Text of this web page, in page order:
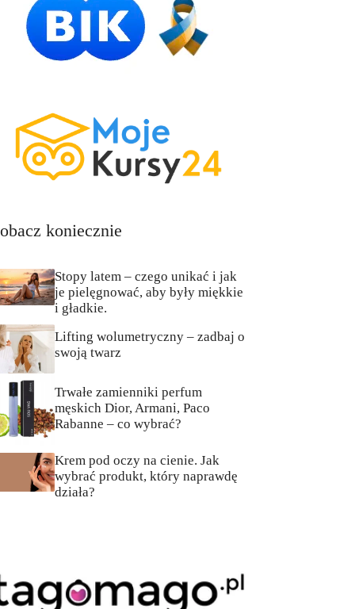
koniecznie
Stopy latem – czego unikać i jak
je pielęgnować, aby były miękkie
i gładkie.
Lifting wolumetryczny – zadbaj o
swoją twarz
Trwałe zamienniki perfum
męskich Dior, Armani, Paco
Rabanne – co wybrać?
Krem pod oczy na cienie. Jak
wybrać produkt, który naprawdę
działa?